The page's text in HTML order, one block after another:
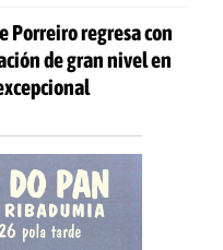
Porreiro regresa con
de gran nivel en